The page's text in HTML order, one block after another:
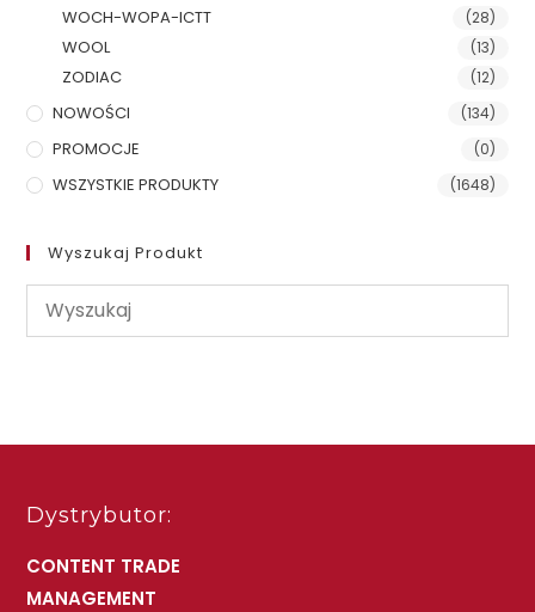
WOCH-WOPA-ICTT (28)
WOOL (13)
ZODIAC (12)
NOWOŚCI (134)
PROMOCJE (0)
WSZYSTKIE PRODUKTY (1648)
Wyszukaj Produkt
Dystrybutor:
CONTENT TRADE
MANAGEMENT